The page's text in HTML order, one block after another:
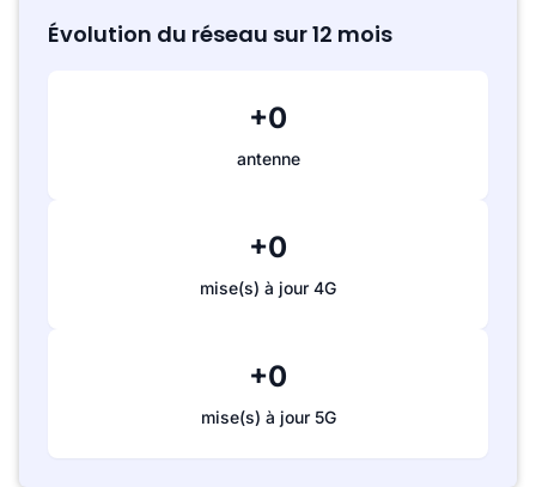
Évolution du réseau sur 12 mois
+0
antenne
+0
mise(s) à jour 4G
+0
mise(s) à jour 5G